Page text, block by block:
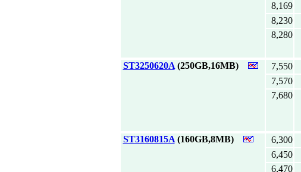
8,169
8,230
8,280
ST3250620A(250GB,16MB) 7,550
7,570
7,680
ST3160815A(160GB,8MB) 6,300
6,450
6,470